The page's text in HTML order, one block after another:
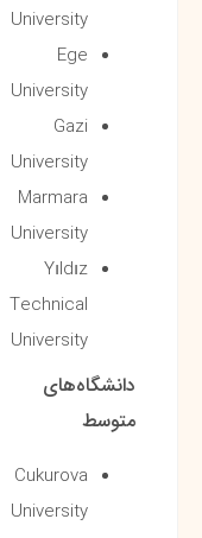
University
Ege
University
Gazi
University
Marmara
University
Yıldız
Technical
University
دانشگاه‌های
متوسط
Cukurova
University